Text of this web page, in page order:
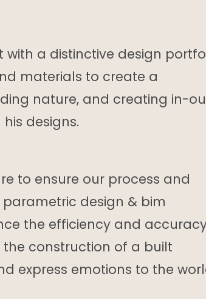
a distinctive design
materials to create a
nature, and creating in-
designs.
to ensure our process and
design & bim
the efficiency and
construction of a built
express emotions to the